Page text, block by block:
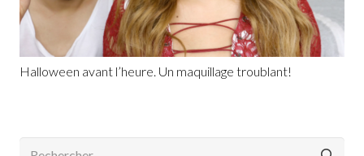
Halloween avant l’heure. Un maquillage troublant!
Rechercher :